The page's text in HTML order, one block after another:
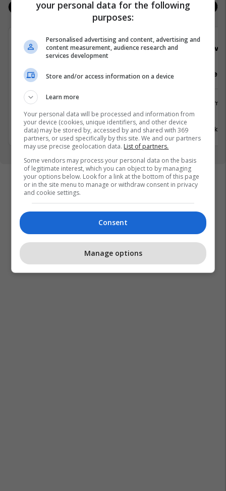
Real Estate
Viva Fresh Store
Sektorist/e
Logjistikë
Suharekë
17 Korrik 2026
Arkatar/e
Viti
17 Korrik
your personal data for the following
purposes:
Personalised advertising and content, advertising and
content measurement, audience research and
services development
Store and/or access information on a device
Learn more
Your personal data will be processed and information from
your device (cookies, unique identifiers, and other device
data) may be stored by, accessed by and shared with 369
partners, or used specifically by this site. We and our partners
may use precise geolocation data. List of partners.
Some vendors may process your personal data on the basis
of legitimate interest, which you can object to by managing
your options below. Look for a link at the bottom of this page
or in the site menu to manage or withdraw consent in privacy
and cookie settings.
Consent
Manage options